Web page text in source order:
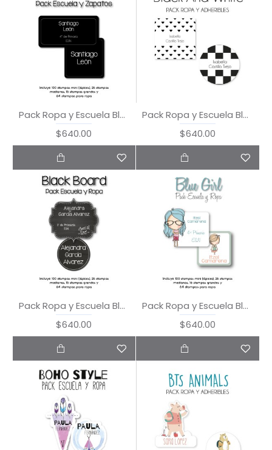
Pack Ropa y Escuela Black
$640.00
Pack Ropa y Escuela Black and White
$640.00
Pack Ropa y Escuela Blackboard
$640.00
Pack Ropa y Escuela Blue Girl
$640.00